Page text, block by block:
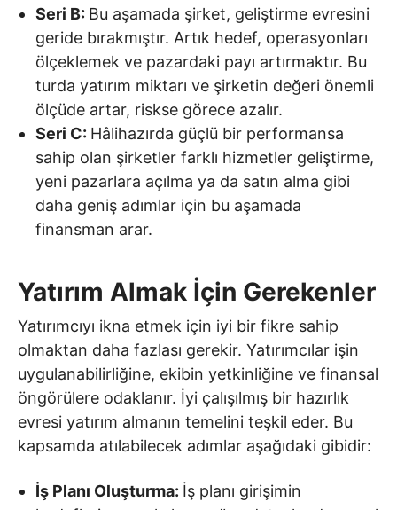
Seri B: Bu aşamada şirket, geliştirme evresini
geride bırakmıştır. Artık hedef, operasyonları
ölçeklemek ve pazardaki payı artırmaktır. Bu
turda yatırım miktarı ve şirketin değeri önemli
ölçüde artar, riskse görece azalır.
Seri C: Hâlihazırda güçlü bir performansa
sahip olan şirketler farklı hizmetler geliştirme,
yeni pazarlara açılma ya da satın alma gibi
daha geniş adımlar için bu aşamada
finansman arar.
Yatırım Almak İçin Gerekenler
Yatırımcıyı ikna etmek için iyi bir fikre sahip
olmaktan daha fazlası gerekir. Yatırımcılar işin
uygulanabilirliğine, ekibin yetkinliğine ve finansal
öngörülere odaklanır. İyi çalışılmış bir hazırlık
evresi yatırım almanın temelini teşkil eder. Bu
kapsamda atılabilecek adımlar aşağıdaki gibidir:
İş Planı Oluşturma: İş planı girişimin